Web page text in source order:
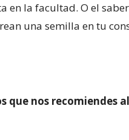
la facultad. O el
una semilla en tu
nos recomiendes